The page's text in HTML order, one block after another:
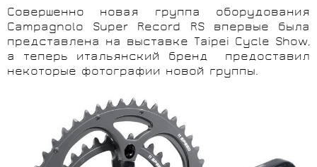
Совершенно новая группа оборудования
Campagnolo Super Record RS впервые была
представлена на выставке Taipei Cycle Show,
а теперь итальянский бренд предоставил
некоторые фотографии новой группы.